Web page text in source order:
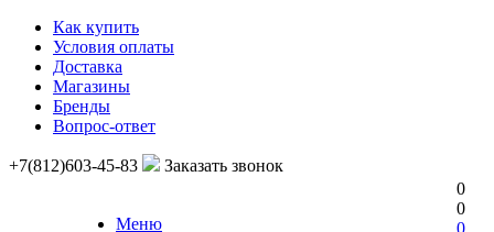
Как купить
Условия оплаты
Доставка
Магазины
Бренды
Вопрос-ответ
+7(812)603-45-83 Заказать звонок
Меню
0
0
0